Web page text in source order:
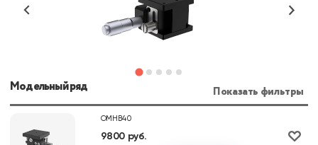
Модельный ряд Показать фильтры
OMHВ40
9800 руб.